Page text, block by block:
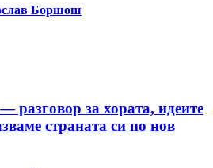
Боршош
разговор за хората, идеите
страната си по нов